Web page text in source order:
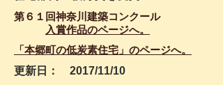
第６１回神奈川建築コンクール
入賞作品のページへ。
​「本郷町の低炭素住宅」のページへ。
更新日： 2017/11/10